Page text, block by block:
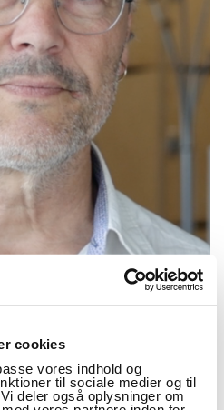
cookies
vores indhold og
til sociale medier og til
deler også oplysninger om
på læreruddannelsen har
undervisning,
En gennemgående
mere inkluderende og